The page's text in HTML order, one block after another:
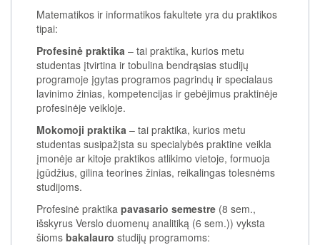
Matematikos ir informatikos fakultete yra du praktikos
tipai:
Profesinė praktika – tai praktika, kurios metu
studentas įtvirtina ir tobulina bendrąsias studijų
programoje įgytas programos pagrindų ir specialaus
lavinimo žinias, kompetencijas ir gebėjimus praktinėje
profesinėje veikloje.
Mokomoji praktika – tai praktika, kurios metu
studentas susipažįsta su specialybės praktine veikla
įmonėje ar kitoje praktikos atlikimo vietoje, formuoja
įgūdžius, gilina teorines žinias, reikalingas tolesnėms
studijoms.
Profesinė praktika pavasario semestre (8 sem.,
išskyrus Verslo duomenų analitiką (6 sem.)) vyksta
šioms bakalauro studijų programoms: